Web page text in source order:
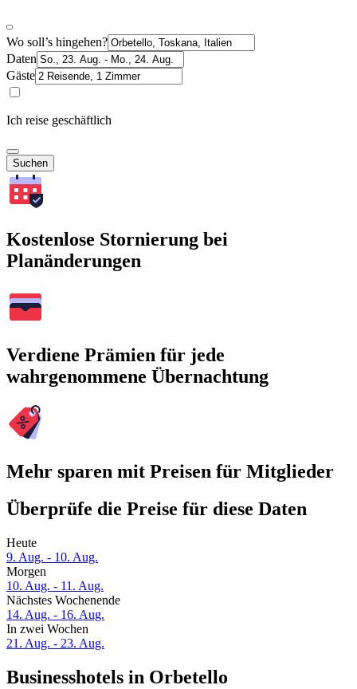
Wo soll’s hingehen?
Daten
Gäste
Ich reise geschäftlich
Suchen
Kostenlose Stornierung bei
Planänderungen
Verdiene Prämien für jede
wahrgenommene Übernachtung
Mehr sparen mit Preisen für Mitglieder
Überprüfe die Preise für diese Daten
Heute
9. Aug. - 10. Aug.
Morgen
10. Aug. - 11. Aug.
Nächstes Wochenende
14. Aug. - 16. Aug.
In zwei Wochen
21. Aug. - 23. Aug.
Businesshotels in Orbetello